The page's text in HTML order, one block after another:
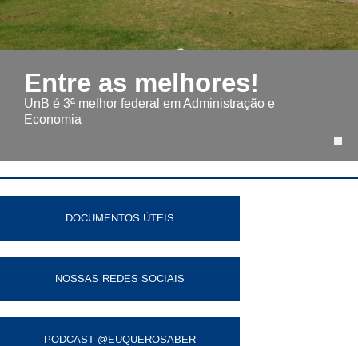
Entre as melhores!
UnB é 3ª melhor federal em Administração e
Economia
DOCUMENTOS ÚTEIS
NOSSAS REDES SOCIAIS
PODCAST @EUQUEROSABER